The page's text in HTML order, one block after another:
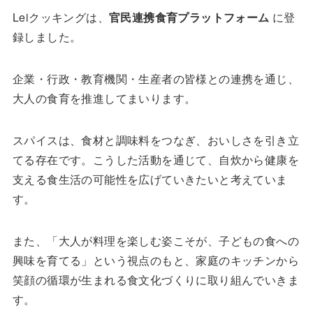
Leiクッキングは、 官民連携食育プラットフォーム に登
録しました。
企業・行政・教育機関・生産者の皆様との連携を通じ、
大人の食育を推進してまいります。
スパイスは、食材と調味料をつなぎ、おいしさを引き立
てる存在です。こうした活動を通じて、自炊から健康を
支える食生活の可能性を広げていきたいと考えていま
す。
また、「大人が料理を楽しむ姿こそが、子どもの食への
興味を育てる」という視点のもと、家庭のキッチンから
笑顔の循環が生まれる食文化づくりに取り組んでいきま
す。